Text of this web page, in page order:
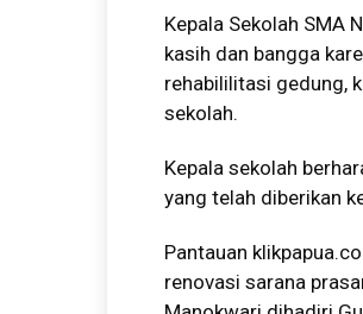
Kepala Sekolah SMA
kasih dan bangga
rehabililitasi gedung,
sekolah.
Kepala sekolah
yang telah diberikan
Pantauan
renovasi sarana